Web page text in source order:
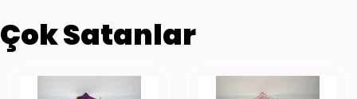
Çok Satanlar